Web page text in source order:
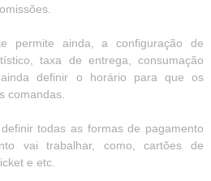
permite ainda, a configuração de
taxa de entrega, consumação
definir o horário para que os
comandas.
todas as formas de pagamento
vai trabalhar, como, cartões de
e etc.